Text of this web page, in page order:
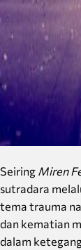
Seiring Miren
sutradara
tema trauma
dan kematian
dalam